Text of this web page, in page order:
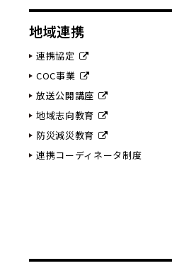
地域連携
連携協定
COC事業
放送公開講座
地域志向教育
防災減災教育
連携コーディネータ制度